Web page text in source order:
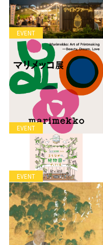
EVENT
EVENT
EVENT